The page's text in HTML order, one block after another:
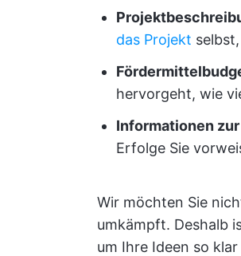
das Projekt
hervorgeht, wie
Informationen
Erfolge Sie
Wir möchten Sie
umkämpft. Deshalb
um Ihre Ideen so